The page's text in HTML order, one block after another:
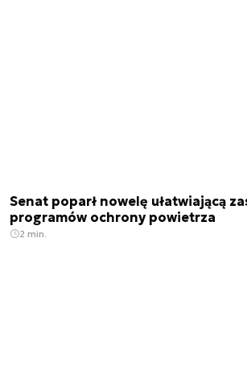
Senat poparł nowelę ułatwiającą
programów ochrony powietrza
2 min.